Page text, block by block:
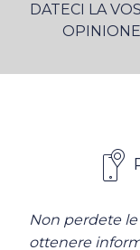
DATECI LA
OPINIONE
Non perdete
ottenere